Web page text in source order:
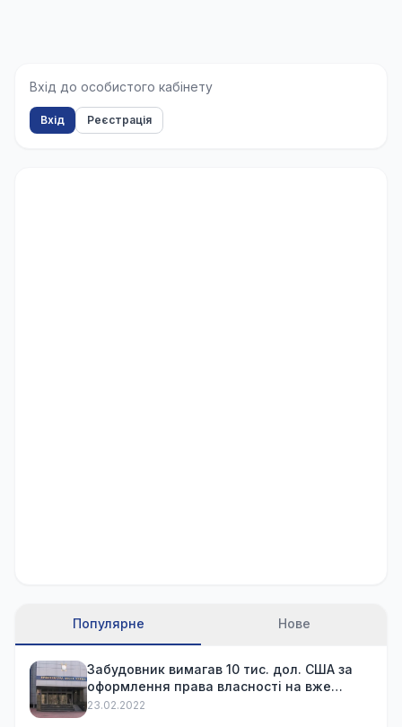
Вхід до особистого кабінету
Вхід Реєстрація
Популярне Нове
Забудовник вимагав 10 тис. дол. США за
оформлення права власності на вже
куплену квартиру
23.02.2022